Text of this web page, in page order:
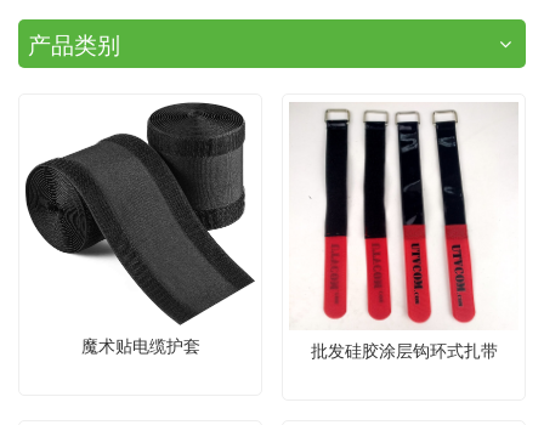
产品类别
魔术贴电缆护套 批发硅胶涂层钩环式扎带